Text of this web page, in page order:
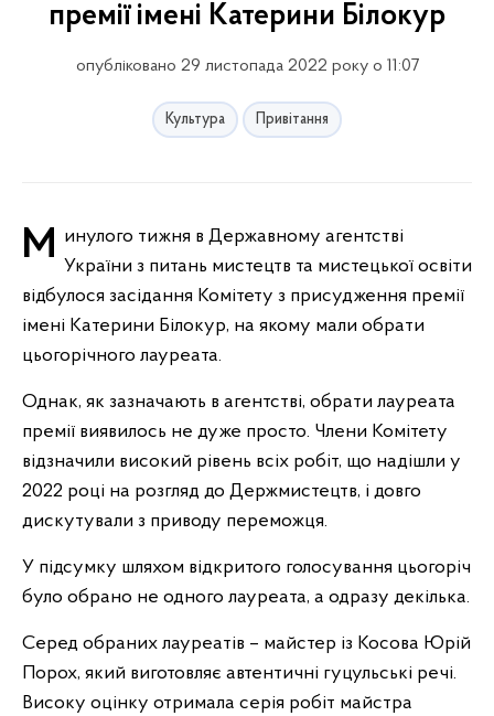
премії імені Катерини Білокур
опубліковано 29 листопада 2022 року о 11:07
Культура Привітання
Минулого тижня в Державному агентстві України з питань мистецтв та мистецької освіти
відбулося засідання Комітету з присудження премії
імені Катерини Білокур, на якому мали обрати
цьогорічного лауреата.
Однак, як зазначають в агентстві, обрати лауреата
премії виявилось не дуже просто. Члени Комітету
відзначили високий рівень всіх робіт, що надішли у
2022 році на розгляд до Держмистецтв, і довго
дискутували з приводу переможця.
У підсумку шляхом відкритого голосування цьогоріч
було обрано не одного лауреата, а одразу декілька.
Серед обраних лауреатів – майстер із Косова Юрій
Порох, який виготовляє автентичні гуцульські речі.
Високу оцінку отримала серія робіт майстра